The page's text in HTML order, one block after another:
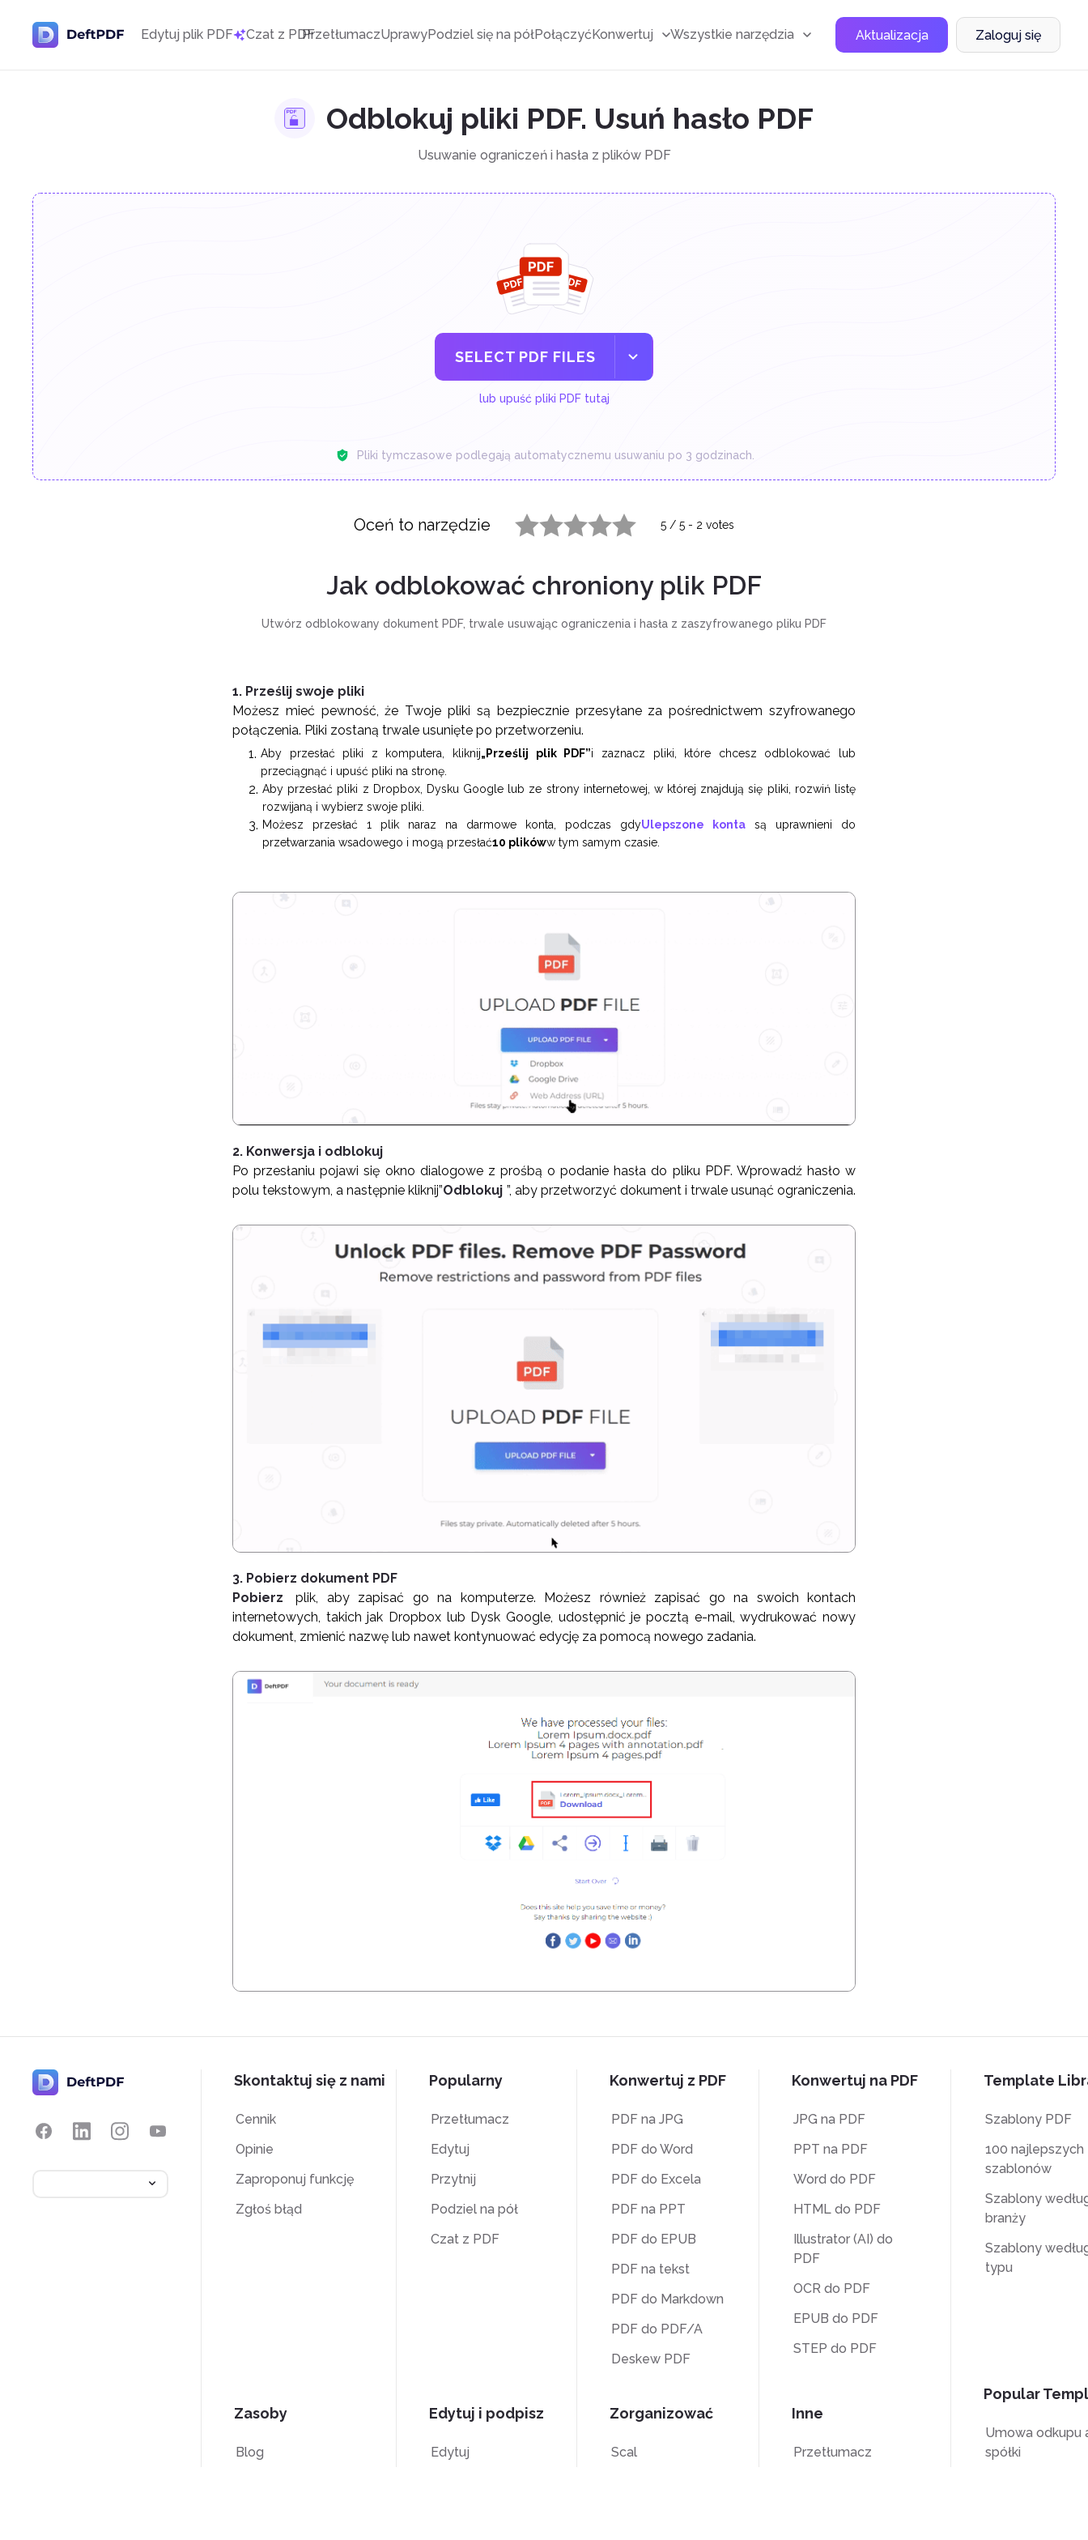
Edytuj plik PDF Czat z PDFPrzetłumaczUprawyPodziel się na półPołączyćKonwertuj Wszystkie narzędzia Aktualizacja Zaloguj się
Odblokuj pliki PDF. Usuń hasło PDF
Usuwanie ograniczeń i hasła z plików PDF
SELECT PDF FILES
lub upuść pliki PDF tutaj
Pliki tymczasowe podlegają automatycznemu usuwaniu po 3 godzinach.
Oceń to narzędzie 5 / 5 - 2 votes
Jak odblokować chroniony plik PDF
Utwórz odblokowany dokument PDF, trwale usuwając ograniczenia i hasła z zaszyfrowanego pliku PDF
1. Prześlij swoje pliki
Możesz mieć pewność, że Twoje pliki są bezpiecznie przesyłane za pośrednictwem szyfrowanego
połączenia. Pliki zostaną trwale usunięte po przetworzeniu.
Aby przesłać pliki z komputera, kliknij„Prześlij plik PDF”i zaznacz pliki, które chcesz odblokować lub
przeciągnąć i upuść pliki na stronę.
Aby przesłać pliki z Dropbox, Dysku Google lub ze strony internetowej, w której znajdują się pliki, rozwiń listę
rozwijaną i wybierz swoje pliki.
Możesz przesłać 1 plik naraz na darmowe konta, podczas gdyUlepszone konta są uprawnieni do
przetwarzania wsadowego i mogą przesłać10 plikóww tym samym czasie.
2. Konwersja i odblokuj
Po przesłaniu pojawi się okno dialogowe z prośbą o podanie hasła do pliku PDF. Wprowadź hasło w
polu tekstowym, a następnie kliknij”Odblokuj ”, aby przetworzyć dokument i trwale usunąć ograniczenia.
3. Pobierz dokument PDF
Pobierz
plik, aby zapisać go na komputerze. Możesz również zapisać go na swoich kontach
internetowych, takich jak Dropbox lub Dysk Google, udostępnić je pocztą e-mail, wydrukować nowy
dokument, zmienić nazwę lub nawet kontynuować edycję za pomocą nowego zadania.
Skontaktuj się z nami
Cennik
Opinie
Zaproponuj funkcję
Zgłoś błąd
Zasoby
Blog
Popularny
Przetłumacz
Edytuj
Przytnij
Podziel na pół
Czat z PDF
Edytuj i podpisz
Edytuj
Konwertuj z PDF
PDF na JPG
PDF do Word
PDF do Excela
PDF na PPT
PDF do EPUB
PDF na tekst
PDF do Markdown
PDF do PDF/A
Deskew PDF
Zorganizować
Scal
Konwertuj na PDF
JPG na PDF
PPT na PDF
Word do PDF
HTML do PDF
Illustrator (AI) do
PDF
OCR do PDF
EPUB do PDF
STEP do PDF
Inne
Przetłumacz
Template
Szablony PDF
100 najlepszych
szablonów
Szablony
branży
Szablony
typu
Popular
Umowa odkupu
spółki